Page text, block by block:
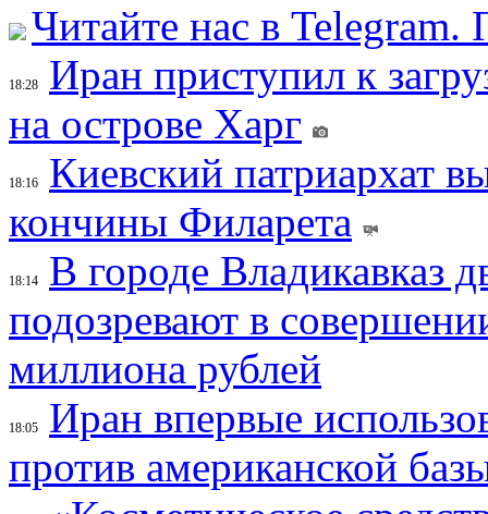
Читайте нас в
18:28
Иран приступил к
на острове Харг
18:16
Киевский патриархат
кончины Филарета
18:14
В городе Владикавказ
подозревают в
миллиона рублей
18:05
Иран впервые
против американской